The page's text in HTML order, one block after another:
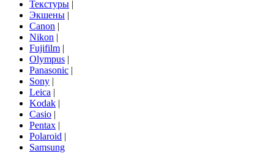
Текстуры |
Экшены |
Canon |
Nikon |
Fujifilm |
Olympus |
Panasonic |
Sony |
Leica |
Kodak |
Casio |
Pentax |
Polaroid |
Samsung